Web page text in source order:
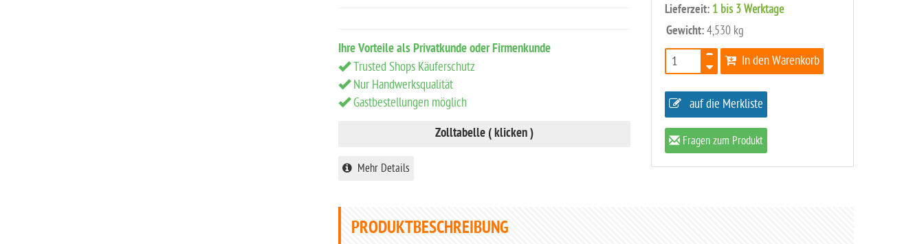
Lieferzeit: 1 bis 3 Werktage
Gewicht: 4,530 kg
In den Warenkorb
auf die Merkliste
Fragen zum Produkt
Ihre Vorteile als Privatkunde oder Firmenkunde
Trusted Shops Käuferschutz
Nur Handwerksqualität
Gastbestellungen möglich
Zolltabelle ( klicken )
Mehr Details
PRODUKTBESCHREIBUNG